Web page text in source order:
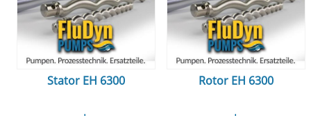
Stator EH 6300 Rotor EH 6300